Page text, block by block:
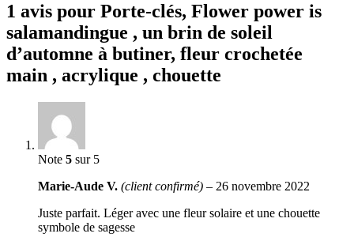
1 avis pour Porte-clés, Flower power is
salamandingue , un brin de soleil
d’automne à butiner, fleur crochetée
main , acrylique , chouette
Note 5 sur 5
Marie-Aude V. (client confirmé) – 26 novembre 2022
Juste parfait. Léger avec une fleur solaire et une chouette
symbole de sagesse